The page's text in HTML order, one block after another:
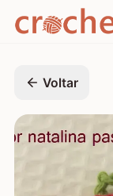
Voltar